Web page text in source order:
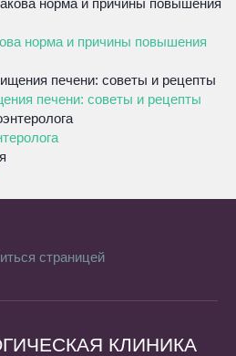
норма и причины повышения
печени: советы и рецепты
страницей
КЛИНИКА